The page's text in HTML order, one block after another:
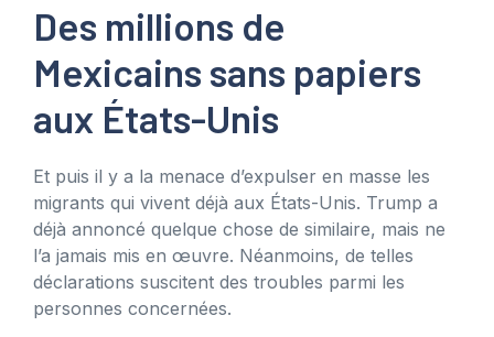
Des millions de
Mexicains sans papiers
aux États-Unis
Et puis il y a la menace d’expulser en masse les
migrants qui vivent déjà aux États-Unis. Trump a
déjà annoncé quelque chose de similaire, mais ne
l’a jamais mis en œuvre. Néanmoins, de telles
déclarations suscitent des troubles parmi les
personnes concernées.